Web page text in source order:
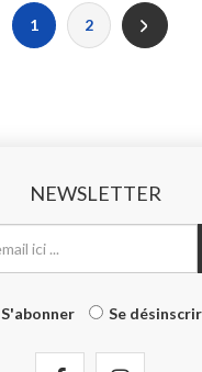
1 2
NEWSLETTER
S'abonner Se